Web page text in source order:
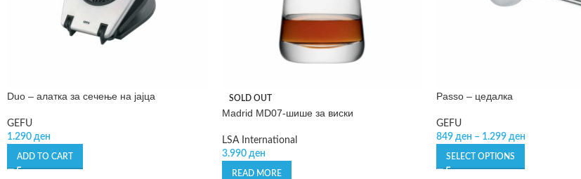
Duo – алатка за сечење на јајца
GEFU
1.290 ден
ADD TO CART
SOLD OUT
Madrid MD07-шише за виски
LSA International
3.990 ден
READ MORE
Passo – цедалка
GEFU
849 ден – 1.299 ден
SELECT OPTIONS